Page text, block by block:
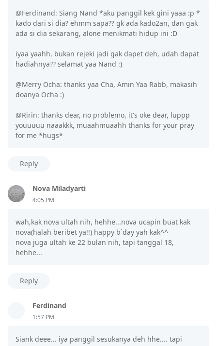
@Ferdinand: Siang Nand *aku panggil kek gini yaaa :p *
kado dari si dia? ehmm sapa?? gk ada kado2an, dan gak
ada si dia sekarang, alone menikmati hidup ini :D
iyaa yaahh, bukan rejeki jadi gak dapet deh, udah dapat
hadiahnya?? selamat yaa Nand :)
@Merry Ocha: thanks yaa Cha, Amin Yaa Rabb, makasih
doanya Ocha :)
@Ririn: thanks dear, no problemo, it's oke dear, luppp
youuuuu naaakkk, muaahmuaahh thanks for your pray
for me *hugs*
Reply
Nova Miladyarti
4:05 PM
wah,kak nova ultah nih, hehhe...nova ucapin buat kak
nova(halah beribet ya!!) happy b`day yah kak^^
nova juga ultah ke 22 bulan nih, tapi tanggal 18,
hehhe...
Reply
Ferdinand
1:57 PM
Siank deee... iya panggil sesukanya deh hhe.... tapi